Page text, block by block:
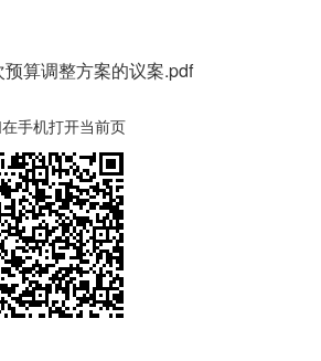
算调整方案的议案.pdf
手机打开当前页